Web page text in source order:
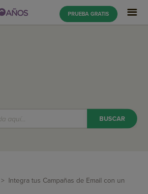
PRUEBA GRATIS
> Integra tus Campañas de Email con un